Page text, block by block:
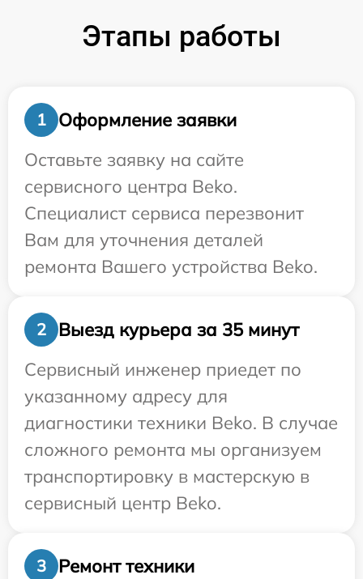
Этапы работы
1
Оформление заявки
Оставьте заявку на сайте
сервисного центра Beko.
Специалист сервиса перезвонит
Вам для уточнения деталей
ремонта Вашего устройства Beko.
2
Выезд курьера за 35 минут
Сервисный инженер приедет по
указанному адресу для
диагностики техники Beko. В случае
сложного ремонта мы организуем
транспортировку в мастерскую в
сервисный центр Beko.
3 Ремонт техники